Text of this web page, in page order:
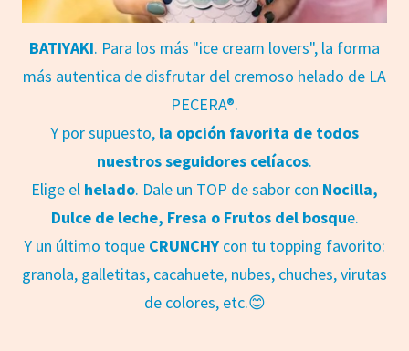
BATIYAKI. Para los más "ice cream lovers", la forma
más autentica de disfrutar del cremoso helado de LA
PECERA®.
Y por supuesto, la opción favorita de todos
nuestros seguidores celíacos.
Elige el helado. Dale un TOP de sabor con Nocilla,
Dulce de leche, Fresa o Frutos del bosque.
Y un último toque CRUNCHY con tu topping favorito:
granola, galletitas, cacahuete, nubes, chuches, virutas
de colores, etc.😊